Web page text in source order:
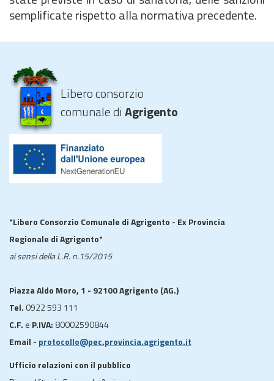
semplificate rispetto alla normativa precedente.
Libero consorzio
comunale diAgrigento
"Libero Consorzio Comunale di Agrigento - Ex Provincia
Regionale di Agrigento"
ai sensi della L.R. n.15/2015
Piazza Aldo Moro, 1 - 92100 Agrigento (AG.)
Tel. 0922 593 111
C.F. e P.IVA: 80002590844
Email - protocollo@pec.provincia.agrigento.it
Ufficio relazioni con il pubblico